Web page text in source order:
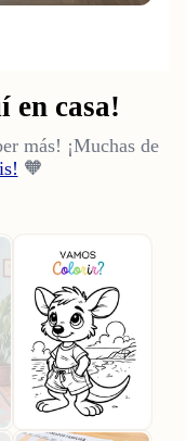
en casa!
más! ¡Muchas de
🧡